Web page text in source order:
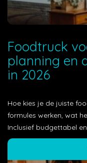
Foodtruck
planning en
in 2026
Hoe kies je de juiste
formules werken, wat
Inclusief budgettabel